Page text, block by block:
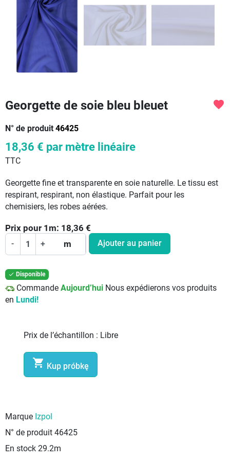
Georgette de soie bleu bleuet
N° de produit 46425
favorite
18,36 € par mètre linéaire
TTC
Georgette fine et transparente en soie naturelle. Le tissu est
respirant, respirant, non élastique. Parfait pour les
chemisiers, les robes aérées.
Prix pour 1 m: 18,36 €
- + m Ajouter au panier
 Disponible
Commande Aujourd’hui Nous expédierons vos produits
en Lundi!
Prix de l’échantillon : Libre
 Kup próbkę
Marque Izpol
N° de produit 46425
En stock 29.2m